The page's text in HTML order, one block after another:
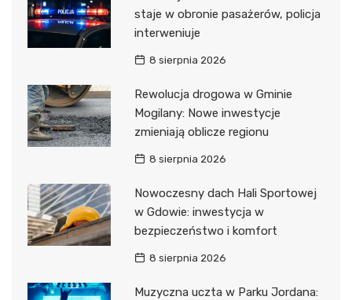
staje w obronie pasażerów, policja
interweniuje
8 sierpnia 2026
Rewolucja drogowa w Gminie
Mogilany: Nowe inwestycje
zmieniają oblicze regionu
8 sierpnia 2026
Nowoczesny dach Hali Sportowej
w Gdowie: inwestycja w
bezpieczeństwo i komfort
8 sierpnia 2026
Muzyczna uczta w Parku Jordana: